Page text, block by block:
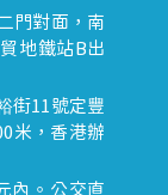
門對面，南
地鐵站B出
街11號定豐
米，香港辦
內。公交直